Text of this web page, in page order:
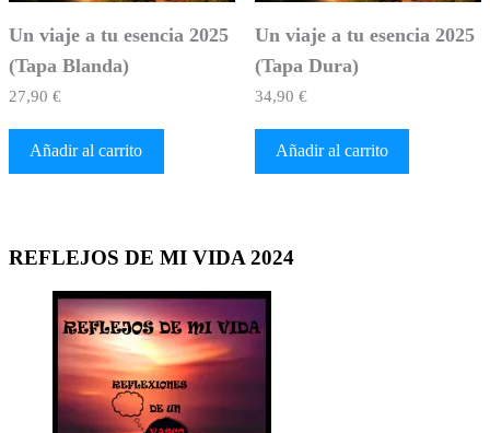
Un viaje a tu esencia 2025
(Tapa Blanda)
27,90 €
Añadir al carrito
Un viaje a tu esencia 2025
(Tapa Dura)
34,90 €
Añadir al carrito
REFLEJOS DE MI VIDA 2024